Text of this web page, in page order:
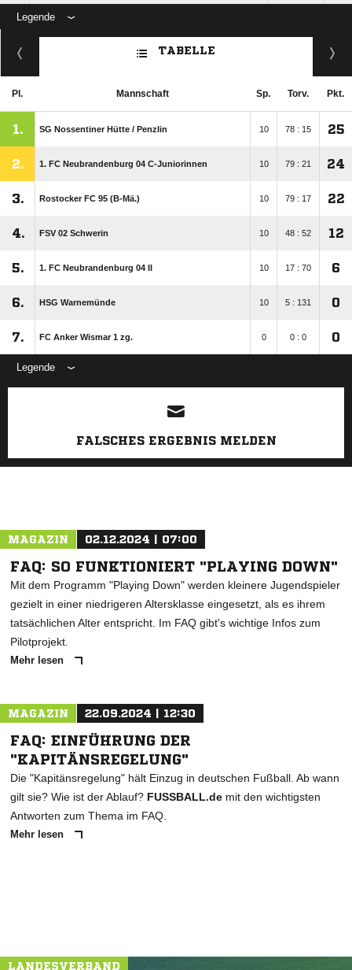
Legende
ANZEIGE
TABELLE
Pl. Mannschaft Sp. Torv. Pkt.
1. SG Nossentiner Hütte /​ Penzlin 10 78 : 15 25
2. 1. FC Neubrandenburg 04 C-Juniorinnen 10 79 : 21 24
3. Rostocker FC 95 (B-Mä.) 10 79 : 17 22
4. FSV 02 Schwerin 10 48 : 52 12
5. 1. FC Neubrandenburg 04 II 10 17 : 70 6
6. HSG Warnemünde 10 5 : 131 0
7. FC Anker Wismar 1 zg. 0 0 : 0 0
Legende
ANZEIGE
FALSCHES ERGEBNIS MELDEN
MAGAZIN 02.12.2024 | 07:00
FAQ: SO FUNKTIONIERT "PLAYING DOWN"
Mit dem Programm "Playing Down" werden kleinere Jugendspieler
gezielt in einer niedrigeren Altersklasse eingesetzt, als es ihrem
tatsächlichen Alter entspricht. Im FAQ gibt's wichtige Infos zum
Pilotprojekt.
Mehr lesen
MAGAZIN 22.09.2024 | 12:30
FAQ: EINFÜHRUNG DER
"KAPITÄNSREGELUNG"
Die "Kapitänsregelung" hält Einzug in deutschen Fußball. Ab wann
gilt sie? Wie ist der Ablauf? FUSSBALL.de mit den wichtigsten
Antworten zum Thema im FAQ.
Mehr lesen
LANDESVERBAND